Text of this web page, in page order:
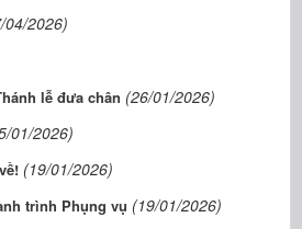
04/2026)
lễ đưa chân (26/01/2026)
01/2026)
(19/01/2026)
trình Phụng vụ (19/01/2026)